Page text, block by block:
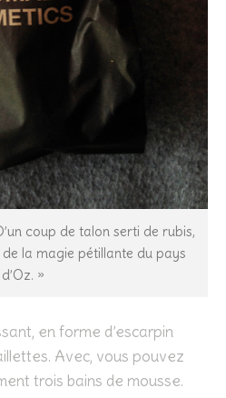
coup de talon serti de rubis,
la magie pétillante du pays
d’Oz. »
en forme d’escarpin
Avec, vous pouvez
trois bains de mousse.